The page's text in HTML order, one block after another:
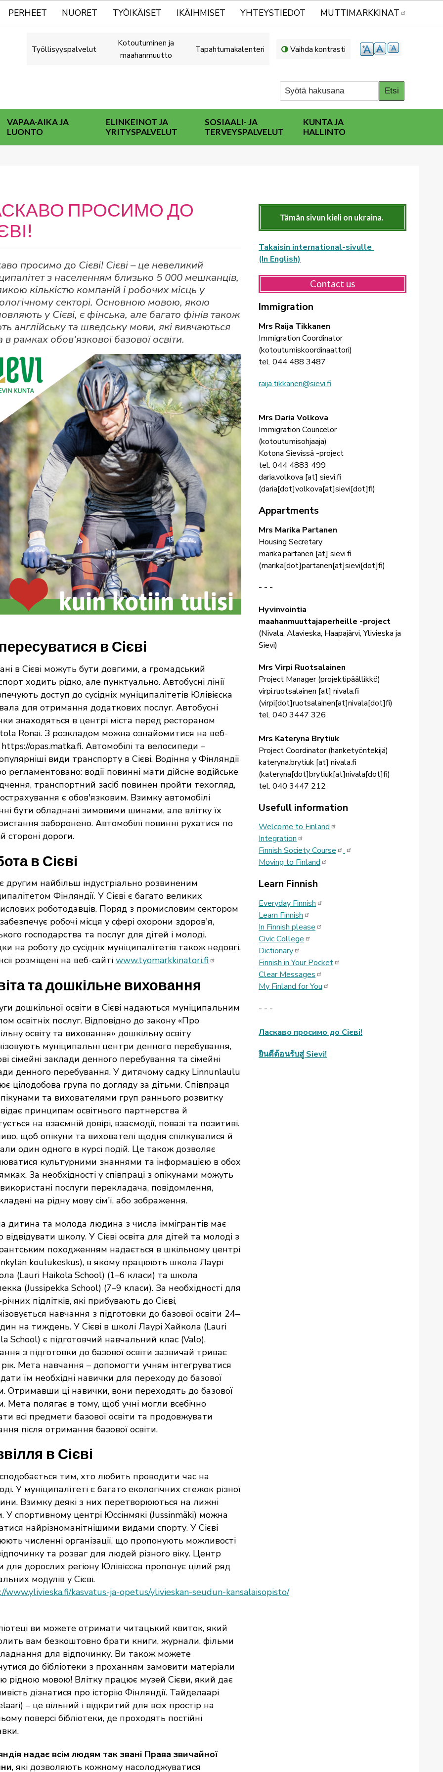
PERHEET NUORET TYÖIKÄISET IKÄIHMISET YHTEYSTIEDOT MUTTIMARKKINAT
Työllisyyspalvelut
Kotoutuminen ja
maahanmuutto
Tapahtumakalenteri Vaihda kontrasti
VAPAA-AIKA JA
LUONTO
ELINKEINOT JA
YRITYSPALVELUT
SOSIAALI- JA
TERVEYSPALVELUT
KUNTA JA
HALLINTO
ПРОСИМО ДО
просимо до Сієві! Сієві – це невеликий
з населенням близько 5 000 мешканців,
кількістю компаній і робочих місць у
секторі. Основною мовою, якою
у Сієві, є фінська, але багато фінів також
англійську та шведську мови, які вивчаються
в рамках обов'язкової базової освіти.
в Сієві
в Сієві можуть бути довгими, а громадський
ходить рідко, але пунктуально. Автобусні лінії
доступ до сусідніх муніципалітетів Юлівієска
для отримання додаткових послуг. Автобусні
знаходяться в центрі міста перед рестораном
Ronai. З розкладом можна ознайомитися на веб-
https://opas.matka.fi. Автомобілі та велосипеди –
види транспорту в Сієві. Водіння у Фінляндії
регламентовано: водії повинні мати дійсне водійське
транспортний засіб повинен пройти техогляд,
є обов'язковим. Взимку автомобілі
бути обладнані зимовими шинами, але влітку їх
заборонено. Автомобілі повинні рухатися по
стороні дороги.
в Сієві
є другим найбільш індустріально розвиненим
Фінляндії. У Сієві є багато великих
роботодавців. Поряд з промисловим сектором
забезпечує робочі місця у сфері охорони здоров'я,
господарства та послуг для дітей і молоді.
на роботу до сусідніх муніципалітетів також недовгі.
розміщені на веб-сайті www.tyomarkkinatori.fi
та дошкільне виховання
дошкільної освіти в Сієві надаються муніципальним
освітніх послуг. Відповідно до закону «Про
освіту та виховання» дошкільну освіту
муніципальні центри денного перебування,
сімейні заклади денного перебування та сімейні
денного перебування. У дитячому садку Linnunlaulu
цілодобова група по догляду за дітьми. Співпраця
та вихователями груп раннього розвитку
принципам освітнього партнерства й
на взаємній довірі, взаємодії, повазі та позитиві.
щоб опікуни та вихователі щодня спілкувалися й
один одного в курсі подій. Це також дозволяє
культурними знаннями та інформацією в обох
За необхідності у співпраці з опікунами можуть
послуги перекладача, повідомлення,
на рідну мову сім'ї, або зображення.
дитина та молода людина з числа іммігрантів має
відвідувати школу. У Сієві освіта для дітей та молоді з
походженням надається в шкільному центрі
koulukeskus), в якому працюють школа Лаурі
(Lauri Haikola School) (1–6 класи) та школа
(Jussipekka School) (7–9 класи). За необхідності для
підлітків, які прибувають до Сієві,
навчання з підготовки до базової освіти 24–
на тиждень. У Сієві в школі Лаурі Хайкола (Lauri
School) є підготовчий навчальний клас (Valo).
з підготовки до базової освіти зазвичай триває
Мета навчання – допомогти учням інтегруватися
їм необхідні навички для переходу до базової
Отримавши ці навички, вони переходять до базової
Мета полягає в тому, щоб учні могли всебічно
всі предмети базової освіти та продовжувати
після отримання базової освіти.
в Сієві
сподобається тим, хто любить проводити час на
У муніципалітеті є багато екологічних стежок різної
Взимку деякі з них перетворюються на лижні
У спортивному центрі Юссінмякі (Jussinmäki) можна
найрізноманітнішими видами спорту. У Сієві
численні організації, що пропонують можливості
та розваг для людей різного віку. Центр
для дорослих регіону Юлівієска пропонує цілий ряд
модулів у Сієві.
www.ylivieska.fi/kasvatus-ja-opetus/ylivieskan-seudun-kansalaisopisto/
ви можете отримати читацький квиток, який
вам безкоштовно брати книги, журнали, фільми
для відпочинку. Ви також можете
до бібліотеки з проханням замовити матеріали
рідною мовою! Влітку працює музей Сієви, який дає
дізнатися про історію Фінляндії. Тайделаарі
– це вільний і відкритий для всіх простір на
поверсі бібліотеки, де проходять постійні
надає всім людям так звані Права звичайної
, які дозволяють кожному насолоджуватися
Tämän sivun kieli on ukraina.
Takaisin international-sivulle
(In English)
Contact us
Immigration
Mrs Raija Tikkanen
Immigration Coordinator
(kotoutumiskoordinaattori)
tel. 044 488 3487
raija.tikkanen@sievi.fi
Mrs Daria Volkova
Immigration Councelor
(kotoutumisohjaaja)
Kotona Sievissä -project
tel. 044 4883 499
daria.volkova [at]sievi.fi
(daria[dot]volkova[at]sievi[dot]fi)
Appartments
Mrs Marika Partanen
Housing Secretary
marika.partanen [at]sievi.fi
(marika[dot]partanen[at]sievi[dot]fi)
- - -
Hyvinvointia
maahanmuuttajaperheille -project
(Nivala, Alavieska, Haapajärvi, Ylivieska ja
Sievi)
Mrs Virpi Ruotsalainen
Project Manager (projektipäällikkö)
virpi.ruotsalainen [at]nivala.fi
(virpi[dot]ruotsalainen[at]nivala[dot]fi)
tel. 040 3447 326
Mrs Kateryna Brytiuk
Project Coordinator (hanketyöntekijä)
kateryna.brytiuk [at]nivala.fi
(kateryna[dot]brytiuk[at]nivala[dot]fi)
tel. 040 3447 212
Usefull information
Welcome toFinland
Integration
Finnish SocietyCourse
Moving toFinland
Learn Finnish
Everyday Finnish
Learn Finnish
In Finnishplease
CivicCollege
Dictionary
Finnish in YourPocket
ClearMessages
My Finland forYou
- - -
Ласкаво просимо до Сієві!
ยินดีต้อนรับสู่ Sievi!